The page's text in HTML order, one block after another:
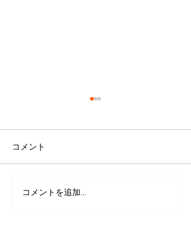
クレジットカード決済で
コメント
コメントを追加…